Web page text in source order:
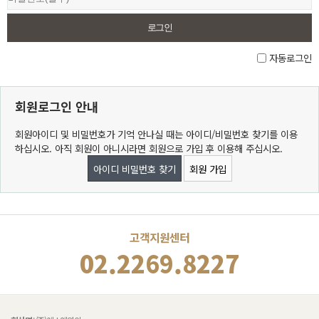
자동로그인
회원로그인 안내
회원아이디 및 비밀번호가 기억 안나실 때는 아이디/비밀번호 찾기를 이용
하십시오. 아직 회원이 아니시라면 회원으로 가입 후 이용해 주십시오.
아이디 비밀번호 찾기
회원 가입
고객지원센터
02.2269.8227